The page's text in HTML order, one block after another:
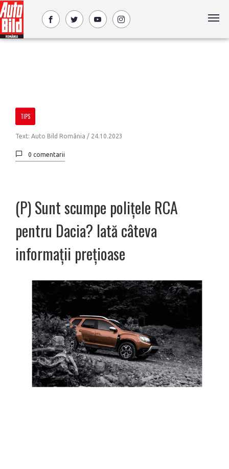
TIPS
Text: Auto Bild România / 24.10.2023
0 comentarii
(P) Sunt scumpe polițele RCA
pentru Dacia? Iată câteva
informații prețioase